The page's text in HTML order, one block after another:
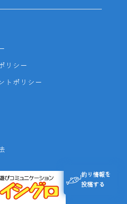
釣り情報を
投稿する
リシー
トポリシー